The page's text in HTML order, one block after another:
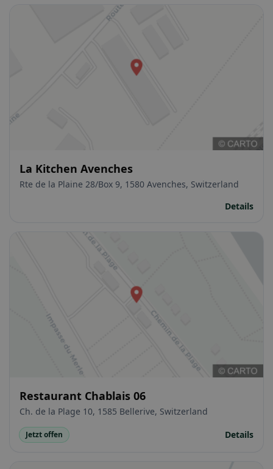
La Kitchen Avenches
Rte de la Plaine 28/Box 9, 1580 Avenches, Switzerland
Details
Restaurant Chablais 06
Ch. de la Plage 10, 1585 Bellerive, Switzerland
Jetzt offen Details